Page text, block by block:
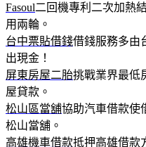
Fasoul二回機專利二次加熱
用兩輪。
台中票貼借錢借錢服務多由
出現金！
屏東房屋二胎挑戰業界最低
屋貸款。
松山區當舖協助汽車借款使
松山當舖。
高雄機車借款抵押高雄借款